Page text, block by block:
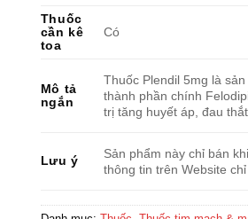
Thuốc
cần kê
toa
Có
Mô tả
ngắn
Thuốc Plendil 5mg là
thành phần chính
trị tăng huyết áp, đau
Lưu ý
Sản phẩm này chỉ bán
thông tin trên Website